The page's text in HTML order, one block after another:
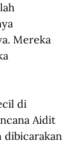
Mereka
di
Aidit
dibicarakan